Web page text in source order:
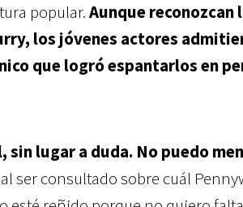
popular.Aunque reconozcan
los jóvenes actores
que logró espantarlos en
sin lugar a duda. No puedo
ser consultado sobre cuál